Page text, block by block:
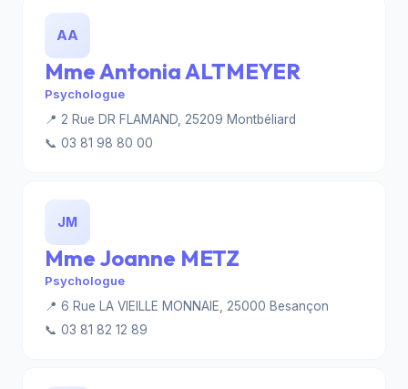
AA
Mme Antonia ALTMEYER
Psychologue
📍 2 Rue DR FLAMAND, 25209 Montbéliard
📞 03 81 98 80 00
JM
Mme Joanne METZ
Psychologue
📍 6 Rue LA VIEILLE MONNAIE, 25000 Besançon
📞 03 81 82 12 89